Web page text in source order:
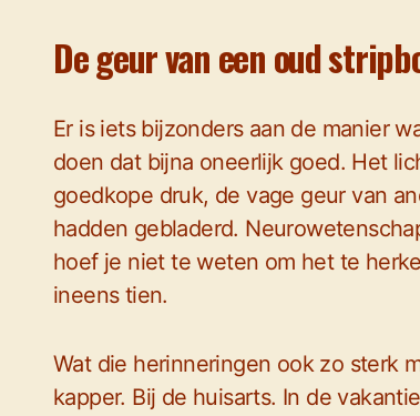
De geur van een oud
Er is iets bijzonders aan de manier
doen dat bijna oneerlijk goed. Het
goedkope druk, de vage geur van
hadden gebladerd.
hoef je niet te weten om het te
ineens tien.
Wat die herinneringen ook zo sterk
kapper. Bij de huisarts. In de